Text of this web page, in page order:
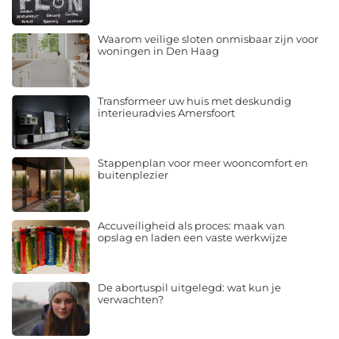
Waarom veilige sloten onmisbaar zijn voor
woningen in Den Haag
Transformeer uw huis met deskundig
interieuradvies Amersfoort
Stappenplan voor meer wooncomfort en
buitenplezier
Accuveiligheid als proces: maak van
opslag en laden een vaste werkwijze
De abortuspil uitgelegd: wat kun je
verwachten?